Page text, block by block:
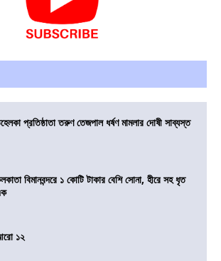
প্রতিষ্ঠাতা তরুণ তেজপাল ধর্ষণ মামলার দোষী সাব্যস্ত
বিমানবন্দরে ১ কোটি টাকার বেশি সোনা, হীরে সহ ধৃত
১২